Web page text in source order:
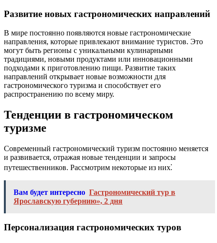
Развитие новых гастрономических направлений
В мире постоянно появляются новые гастрономические
направления, которые привлекают внимание туристов. Это
могут быть регионы с уникальными кулинарными
традициями, новыми продуктами или инновационными
подходами к приготовлению пищи. Развитие таких
направлений открывает новые возможности для
гастрономического туризма и способствует его
распространению по всему миру.
Тенденции в гастрономическом
туризме
Современный гастрономический туризм постоянно меняется
и развивается, отражая новые тенденции и запросы
путешественников. Рассмотрим некоторые из них⁚
Вам будет интересно Гастрономический тур в
Ярославскую губернию», 2 дня
Персонализация гастрономических туров